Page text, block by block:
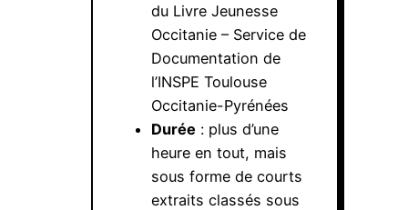
du Livre Jeunesse
Occitanie – Service de
Documentation de
l’INSPE Toulouse
Occitanie-Pyrénées
Durée : plus d’une
heure en tout, mais
sous forme de courts
extraits classés sous